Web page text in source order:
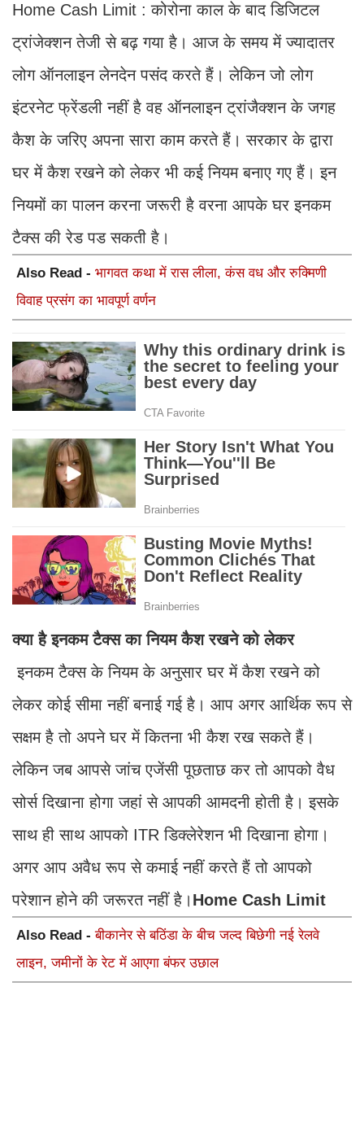
Home Cash Limit : कोरोना काल के बाद डिजिटल
ट्रांजेक्शन तेजी से बढ़ गया है। आज के समय में ज्यादातर
लोग ऑनलाइन लेनदेन पसंद करते हैं। लेकिन जो लोग
इंटरनेट फ्रेंडली नहीं है वह ऑनलाइन ट्रांजैक्शन के जगह
कैश के जरिए अपना सारा काम करते हैं। सरकार के द्वारा
घर में कैश रखने को लेकर भी कई नियम बनाए गए हैं। इन
नियमों का पालन करना जरूरी है वरना आपके घर इनकम
टैक्स की रेड पड सकती है।
Also Read - भागवत कथा में रास लीला, कंस वध और रुक्मिणी
विवाह प्रसंग का भावपूर्ण वर्णन
क्या है इनकम टैक्स का नियम कैश रखने को लेकर
इनकम टैक्स के नियम के अनुसार घर में कैश रखने को
लेकर कोई सीमा नहीं बनाई गई है। आप अगर आर्थिक रूप से
सक्षम है तो अपने घर में कितना भी कैश रख सकते हैं।
लेकिन जब आपसे जांच एजेंसी पूछताछ कर तो आपको वैध
सोर्स दिखाना होगा जहां से आपकी आमदनी होती है। इसके
साथ ही साथ आपको ITR डिक्लेरेशन भी दिखाना होगा।
अगर आप अवैध रूप से कमाई नहीं करते हैं तो आपको
परेशान होने की जरूरत नहीं है। Home Cash Limit
Also Read -बीकानेर से बठिंडा के बीच जल्द बिछेगी नई रेलवे
लाइन, जमीनों के रेट में आएगा बंफर उछाल